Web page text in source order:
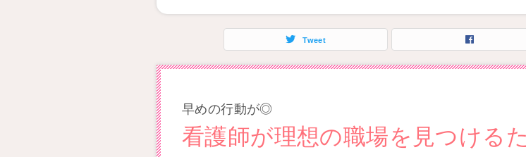
Tweet
早めの行動が◎
看護師が理想の職場を見つける